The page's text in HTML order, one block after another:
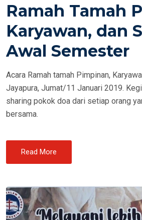
S
E
D
N
Ramah Tamah
Karyawan, dan
Awal Semester
Acara Ramah tamah Pimpinan,
Jayapura, Jumat/11 Januari 2019.
sharing pokok doa dari setiap orang
bersama.
Read More